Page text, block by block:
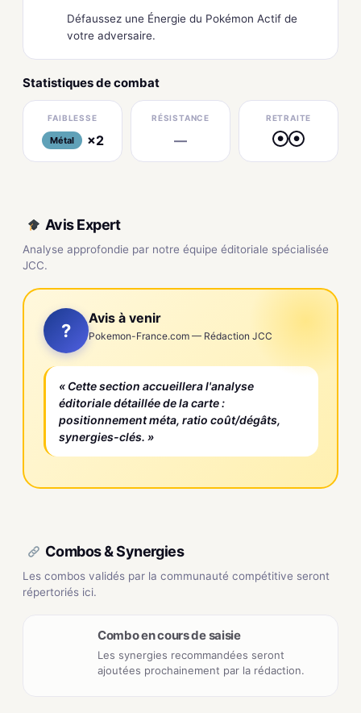
Défaussez une Énergie du Pokémon Actif de
votre adversaire.
Statistiques de combat
FAIBLESSE
Métal ×2
RÉSISTANCE
—
RETRAITE
● ●
Avis Expert
Analyse approfondie par notre équipe éditoriale spécialisée
JCC.
?
Avis à venir
Pokemon-France.com — Rédaction JCC
« Cette section accueillera l'analyse
éditoriale détaillée de la carte :
positionnement méta, ratio coût/dégâts,
synergies-clés. »
Combos & Synergies
Les combos validés par la communauté compétitive seront
répertoriés ici.
Combo en cours de saisie
Les synergies recommandées seront
ajoutées prochainement par la rédaction.